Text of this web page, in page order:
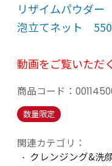
リザイムパウダ
泡立てネット
動画をご覧いただ
商品コード：
数量限定
関連カテゴリ：
クレンジング&洗